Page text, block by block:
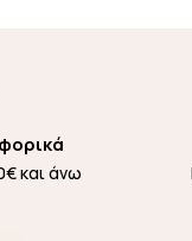
και άνω